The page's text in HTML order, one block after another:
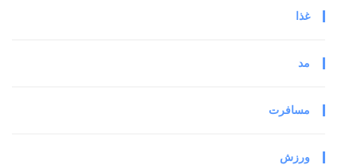
غذا
مد
مسافرت
ورزش